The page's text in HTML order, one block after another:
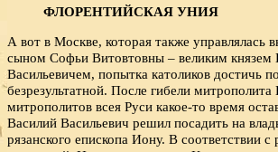
ФЛОРЕНТИЙСКАЯ УНИЯ
А вот в Москве, которая также управлялась
сыном Софьи Витовтовны – великим князем
Васильевичем, попытка католиков достичь
безрезультатной. После гибели
митрополитов всея Руси какое-то время
Василий Васильевич решил посадить на
рязанского епископа Иону. В соответствии с